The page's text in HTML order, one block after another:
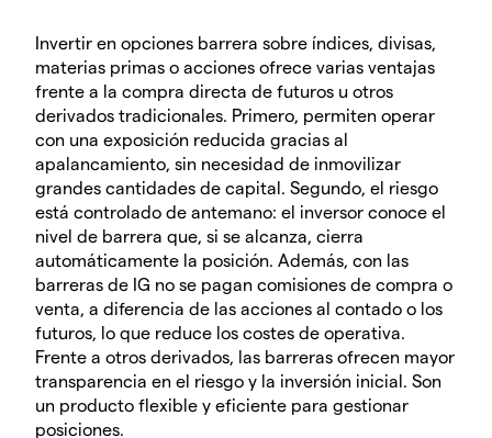
Invertir en opciones barrera sobre índices, divisas,
materias primas o acciones ofrece varias ventajas
frente a la compra directa de futuros u otros
derivados tradicionales. Primero, permiten operar
con una exposición reducida gracias al
apalancamiento, sin necesidad de inmovilizar
grandes cantidades de capital. Segundo, el riesgo
está controlado de antemano: el inversor conoce el
nivel de barrera que, si se alcanza, cierra
automáticamente la posición. Además, con las
barreras de IG no se pagan comisiones de compra o
venta, a diferencia de las acciones al contado o los
futuros, lo que reduce los costes de operativa.
Frente a otros derivados, las barreras ofrecen mayor
transparencia en el riesgo y la inversión inicial. Son
un producto flexible y eficiente para gestionar
posiciones.